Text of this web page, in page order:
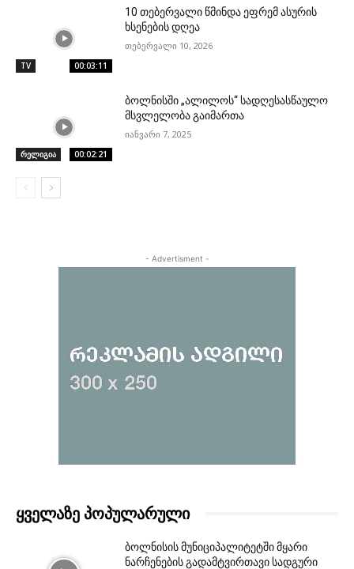
TV 00:03:11
10 თებერვალი წმინდა ეფრემ ასურის
ხსენების დღეა
თებერვალი 10, 2026
რელიგია 00:02:21
ბოლნისში „ალილოს“ სადღესასწაულო
მსვლელობა გაიმართა
იანვარი 7, 2025
- Advertisment -
ᲧᲕᲔᲚᲐᲖᲔ ᲞᲝᲞᲣᲚᲐᲠᲣᲚᲘ
ბოლნისის მუნიციპალიტეტში მყარი
ნარჩენების გადამტვირთავი სადგური